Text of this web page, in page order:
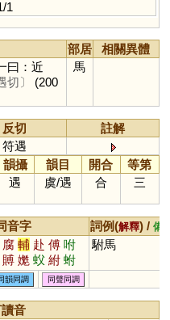
1
部居
相關異體
曰：近
切〕
(200
馬
反切
註解
符遇
韻攝 韻目 開合
等第
遇 虞/遇 合 三
音字 詞例(解釋) / 備
腐 輔 赴 傅 咐
賻 嬔 蚥 紨 蚹
駙馬
韻同調 同聲同調
音